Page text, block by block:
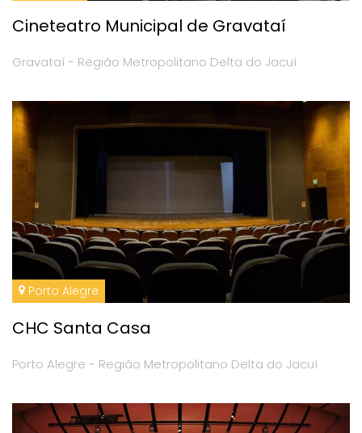
Cineteatro Municipal de Gravataí
Gravataí - Região Metropolitano Delta do Jacuí
Porto Alegre
CHC Santa Casa
Porto Alegre - Região Metropolitano Delta do Jacuí